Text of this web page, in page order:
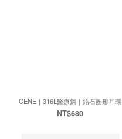
CENE｜316L醫療鋼｜鋯石圈形耳環
NT$680